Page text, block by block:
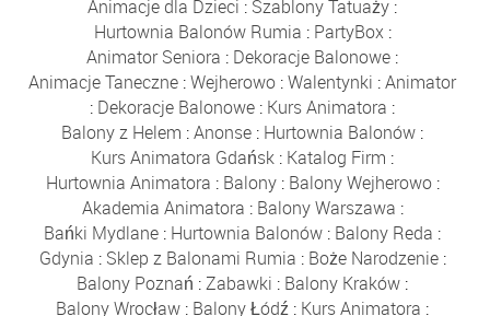
Animacje dla Dzieci : Szablony Tatuaży :
Hurtownia Balonów Rumia : PartyBox:
Animator Seniora : Dekoracje Balonowe :
Animacje Taneczne :Wejherowo :Walentynki :Animator
: Dekoracje Balonowe : Kurs Animatora :
Balony z Helem :Anonse : Hurtownia Balonów :
Kurs Animatora Gdańsk : Katalog Firm :
Hurtownia Animatora : Balony: Balony Wejherowo:
Akademia Animatora : Balony Warszawa :
Bańki Mydlane : Hurtownia Balonów : Balony Reda :
Gdynia : Sklep z Balonami Rumia : Boże Narodzenie:
Balony Poznań :Zabawki : Balony Kraków :
Balony Wrocław : Balony Łódź : Kurs Animatora :